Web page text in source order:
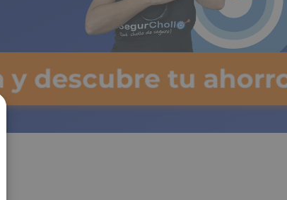
y descubre tu ahorro